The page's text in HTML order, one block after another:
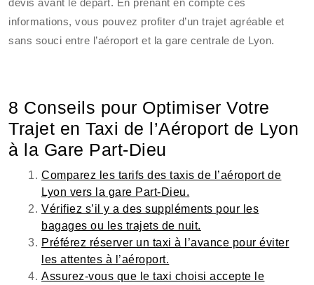
informations, vous pouvez profiter d’un trajet agréable et
sans souci entre l’aéroport et la gare centrale de Lyon.
8 Conseils pour Optimiser Votre
Trajet en Taxi de l’Aéroport de Lyon
à la Gare Part-Dieu
Comparez les tarifs des taxis de l’aéroport de
Lyon vers la gare Part-Dieu.
Vérifiez s’il y a des suppléments pour les
bagages ou les trajets de nuit.
Préférez réserver un taxi à l’avance pour éviter
les attentes à l’aéroport.
Assurez-vous que le taxi choisi accepte le